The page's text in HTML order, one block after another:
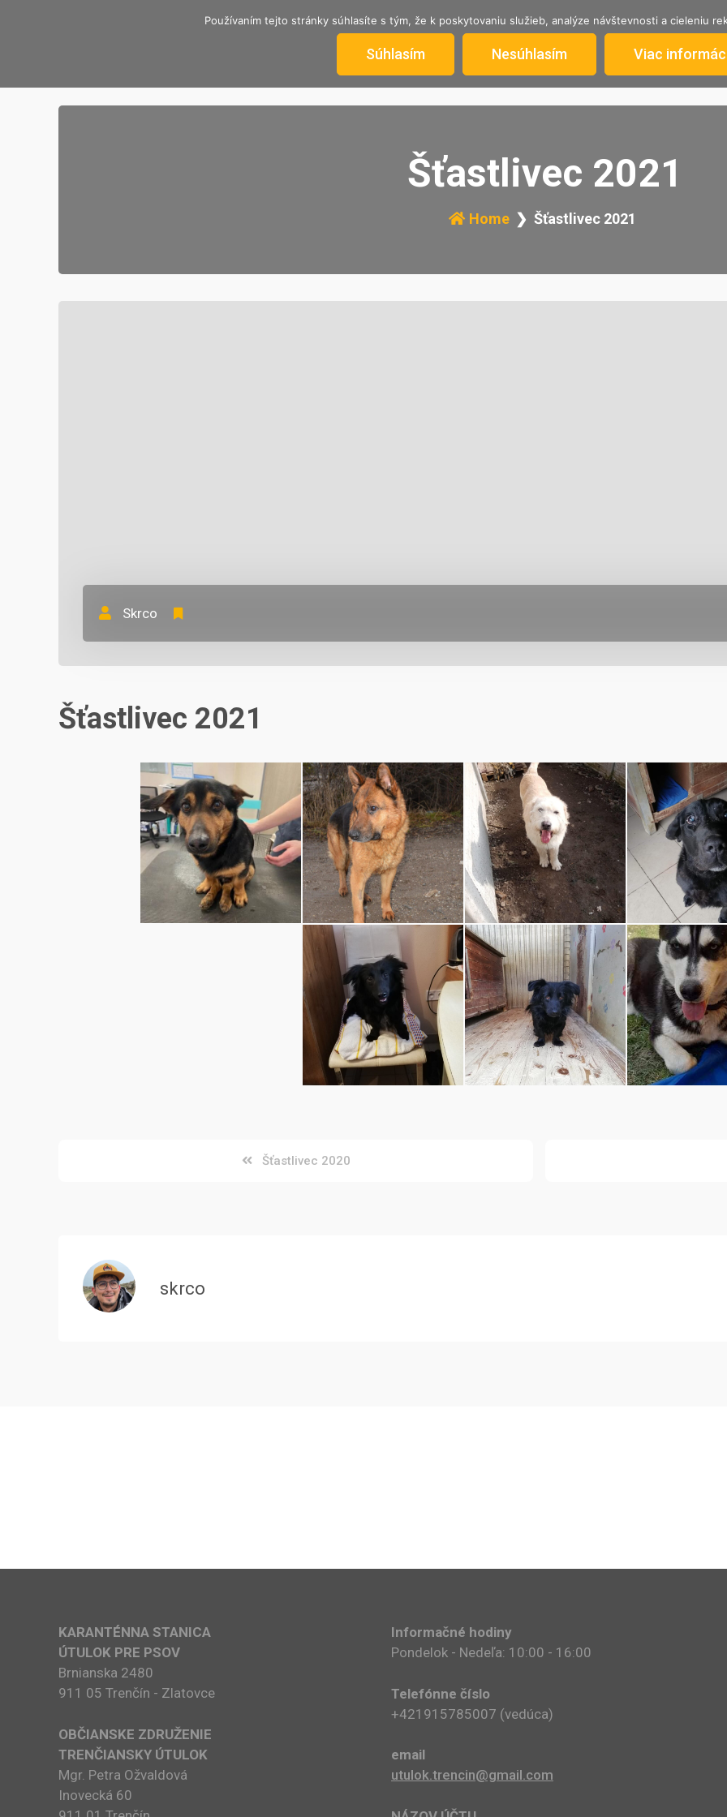
TRENČIANSKY ÚTULOK AKTUÁLNA PONUKA STRATILI SA
Šťastlivec 2021
Home Šťastlivec 2021
Skrco
Šťastlivec 2021
Šťastlivec 2020
skrco
KARANTÉNNA STANICA
ÚTULOK PRE PSOV
Brnianska 2480
911 05 Trenčín - Zlatovce
OBČIANSKE ZDRUŽENIE
TRENČIANSKY ÚTULOK
Mgr. Petra Ožvaldová
Inovecká 60
Informačné hodiny
Pondelok - Nedeľa: 10:00 - 16:00
Telefónne číslo
+421915785007​ (vedúca)
email
utulok.trencin@gmail.com
Používaním tejto stránky súhlasíte s tým, že k poskytovaniu služieb, analýze návštevnosti a cieleniu
Súhlasím Nesúhlasím Viac